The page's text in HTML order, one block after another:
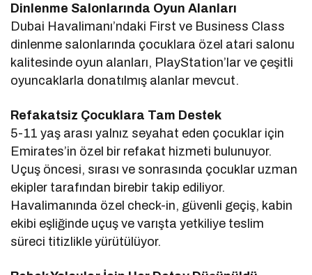
Dinlenme Salonlarında Oyun Alanları
Dubai Havalimanı’ndaki First ve Business Class
dinlenme salonlarında çocuklara özel atari salonu
kalitesinde oyun alanları, PlayStation’lar ve çeşitli
oyuncaklarla donatılmış alanlar mevcut.
Refakatsiz Çocuklara Tam Destek
5-11 yaş arası yalnız seyahat eden çocuklar için
Emirates’in özel bir refakat hizmeti bulunuyor.
Uçuş öncesi, sırası ve sonrasında çocuklar uzman
ekipler tarafından birebir takip ediliyor.
Havalimanında özel check-in, güvenli geçiş, kabin
ekibi eşliğinde uçuş ve varışta yetkiliye teslim
süreci titizlikle yürütülüyor.